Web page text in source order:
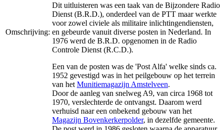
Omschrijving:
Dit uitluisteren was een taak van de Bijzondere Radio
Dienst (B.R.D.), onderdeel van de PTT maar werkte
voor zowel civiele als militaire inlichtingendiensten,
en gebeurde vanuit diverse posten in Nederland. In
1976 werd de B.R.D. opgenomen in de Radio
Controle Dienst (R.C.D.).
Een van de posten was de 'Post Alfa' welke sinds ca.
1952 gevestigd was in het peilgebouw op het terrein
van het Munitiemagazijn Amstelveen.
Door de aanleg van snelweg A9, van circa 1968 tot
1970, verslechterde de ontvangst. Daarom werd
verhuisd naar een onbekend gebouw van het
Magazijn Bovenkerkerpolder, in dezelfde gemeente.